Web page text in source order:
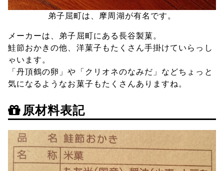
弟子屈町は、摩周湖が有名です。
メーカーは、弟子屈町にある長谷製菓。
鮭節おかきの他、洋菓子もたくさん手掛けていらっし
ゃいます。
「丹頂鶴の卵」や「クリオネのなみだ」などちょっと
気になるようなお菓子もたくさんありますね。
原材料表記